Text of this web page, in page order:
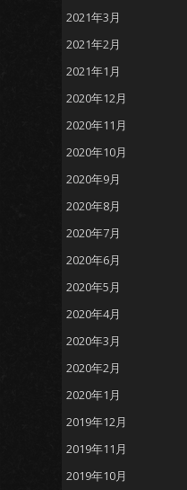
2021年3月
2021年2月
2021年1月
2020年12月
2020年11月
2020年10月
2020年9月
2020年8月
2020年7月
2020年6月
2020年5月
2020年4月
2020年3月
2020年2月
2020年1月
2019年12月
2019年11月
2019年10月